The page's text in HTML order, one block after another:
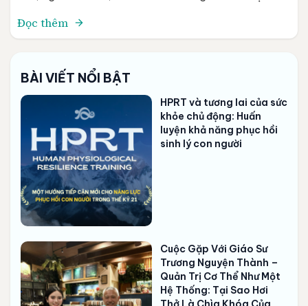
hay không lại là chuyện khác. Bài toán phục hồi của
Đọc thêm
BÀI VIẾT NỔI BẬT
HPRT và tương lai của sức
khỏe chủ động: Huấn
luyện khả năng phục hồi
sinh lý con người
Cuộc Gặp Với Giáo Sư
Trương Nguyện Thành –
Quản Trị Cơ Thể Như Một
Hệ Thống: Tại Sao Hơi